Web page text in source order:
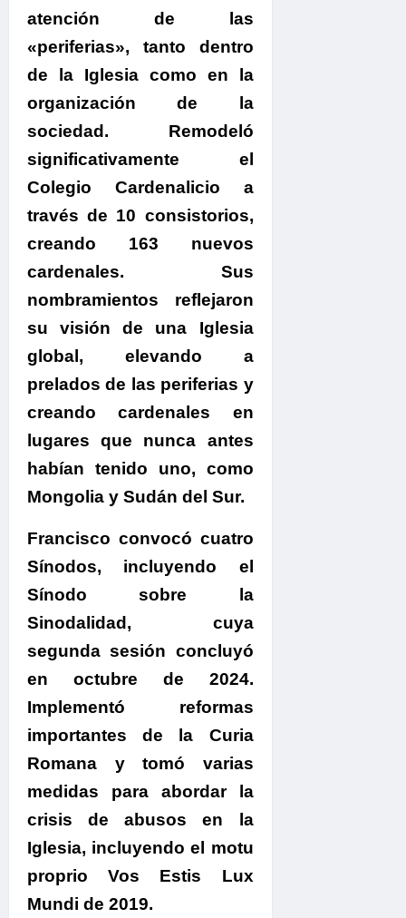
atención de las
«periferias», tanto dentro
de la Iglesia como en la
organización de la
sociedad. Remodeló
significativamente el
Colegio Cardenalicio a
través de 10 consistorios,
creando 163 nuevos
cardenales. Sus
nombramientos reflejaron
su visión de una Iglesia
global, elevando a
prelados de las periferias y
creando cardenales en
lugares que nunca antes
habían tenido uno, como
Mongolia y Sudán del Sur.
Francisco convocó cuatro
Sínodos, incluyendo el
Sínodo sobre la
Sinodalidad, cuya
segunda sesión concluyó
en octubre de 2024.
Implementó reformas
importantes de la Curia
Romana y tomó varias
medidas para abordar la
crisis de abusos en la
Iglesia, incluyendo el motu
proprio Vos Estis Lux
Mundi de 2019.